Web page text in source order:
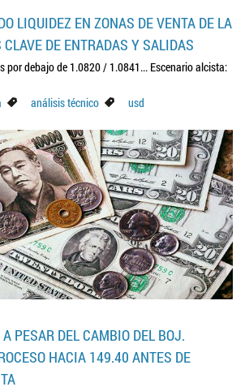
LIQUIDEZ EN ZONAS DE VENTA DE LA
DE ENTRADAS Y SALIDAS
por debajo de 1.0820 / 1.0841... Escenario alcista:
análisis técnico usd
PESAR DEL CAMBIO DEL BOJ.
HACIA 149.40 ANTES DE